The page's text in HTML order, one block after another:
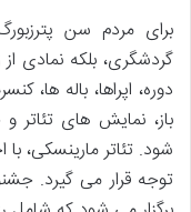
برای مردم سن
گردشگری، بلکه نمادی
دوره، اپراها، باله
باز، نمایش های تئاتر
شود. تئاتر مارینسکی،
توجه قرار می گیرد.